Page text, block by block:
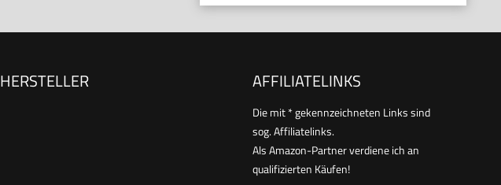
HERSTELLER AFFILIATELINKS
Die mit * gekennzeichneten Links sind
sog. Affiliatelinks.
Als Amazon-Partner verdiene ich an
qualifizierten Käufen!